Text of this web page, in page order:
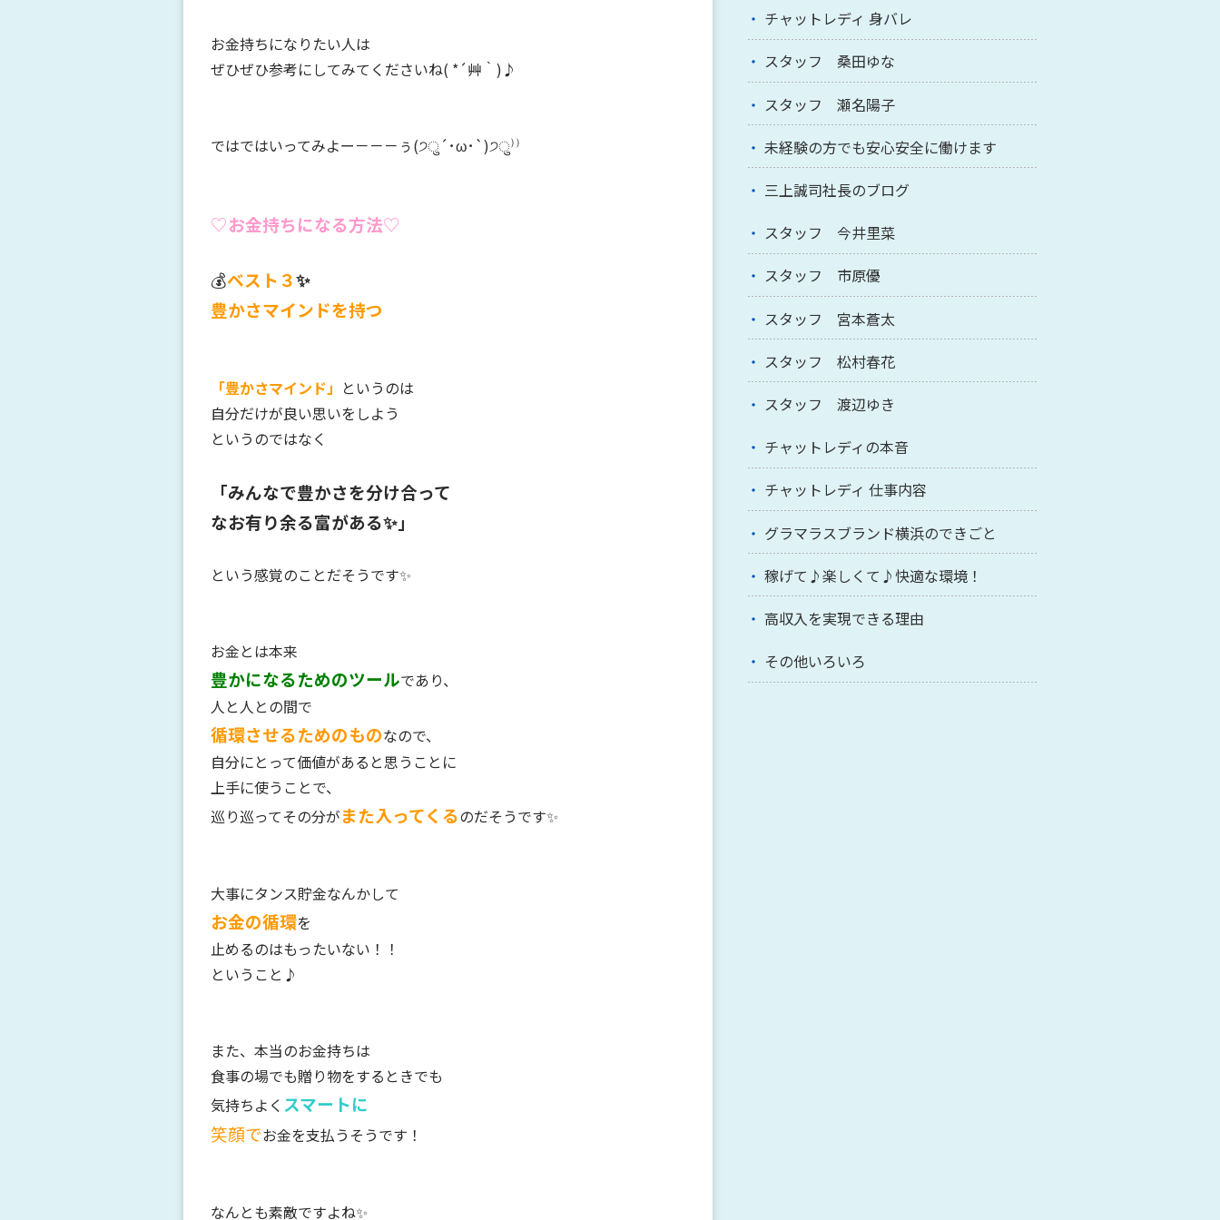
お金持ちになりたい人は
ぜひぜひ参考にしてみてくださいね( *´艸｀)♪
ではではいってみよー－－－ぅ(੭ु´･ω･`)੭ु⁾⁾
♡お金持ちになる方法♡
💰ベスト３✨
豊かさマインドを持つ
「豊かさマインド」 というのは
自分だけが良い思いをしよう
というのではなく
「みんなで豊かさを分け合って
なお有り余る富がある✨」
という感覚のことだそうです✨
お金とは本来
豊かになるためのツールであり、
人と人との間で
循環させるためのものなので、
自分にとって価値があると思うことに
上手に使うことで、
巡り巡ってその分がまた入ってくるのだそうです✨
大事にタンス貯金なんかして
お金の循環を
止めるのはもったいない！！
ということ♪
また、本当のお金持ちは
食事の場でも贈り物をするときでも
気持ちよく スマートに
笑顔でお金を支払うそうです！
なんとも素敵ですよね✨
チャットレディ 身バレ
スタッフ 桑田ゆな
スタッフ 瀬名陽子
未経験の方でも安心安全に働けます
三上誠司社長のブログ
スタッフ 今井里菜
スタッフ 市原優
スタッフ 宮本蒼太
スタッフ 松村春花
スタッフ 渡辺ゆき
チャットレディの本音
チャットレディ 仕事内容
グラマラスブランド横浜のできごと
稼げて♪楽しくて♪快適な環境！
高収入を実現できる理由
その他いろいろ